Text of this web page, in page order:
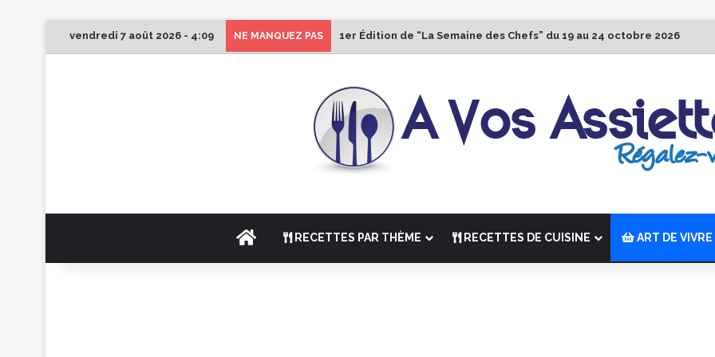
vendredi 7 août 2026 - 4:09 NE MANQUEZ PAS 1er Édition de “La Semaine des Chefs” du 19 au 24 octobre 2026
ACCUEILRECETTES PAR THÈME RECETTES DE CUISINE ART DE VIVRE